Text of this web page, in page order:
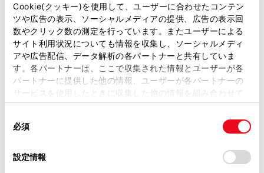
Cookie(クッキー)を使用して、ユーザーに合わせたコンテン
ツや広告の表示、ソーシャルメディアの提供、広告の表示回
数やクリック数の測定を行っています。またユーザーによる
サイト利用状況についても情報を収集し、ソーシャルメディ
アや広告配信、データ解析の各パートナーと共有していま
す。各パートナーは、ここで収集された情報とユーザーが各
パートナーに提供した他の情報、ユーザーが各パートナーの
サービスを使用したときに収集した他の情報を組み合わせて
使用することがあります。当ウェブサイトの使用を続行する
デバイスにすべてのCookie(クッキー)が保存されることに同
意したことになります。Cookie(クッキー)のオプトアウト、
必須
設定情報
必須 郵便番号
住所自動入力
必須 都道府県
必須 市区町村名